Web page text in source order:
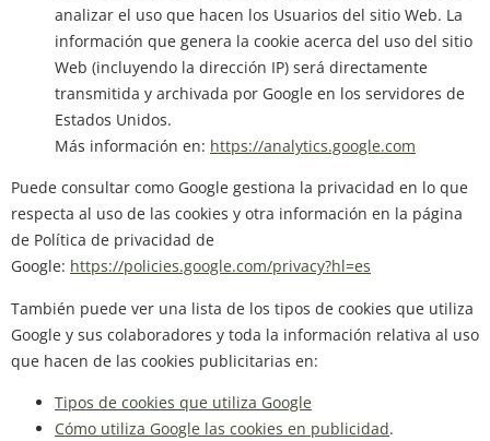
analizar el uso que hacen los Usuarios del sitio Web. La
información que genera la cookie acerca del uso del sitio
Web (incluyendo la dirección IP) será directamente
transmitida y archivada por Google en los servidores de
Estados Unidos.
Más información en: https://analytics.google.com
Puede consultar como Google gestiona la privacidad en lo que
respecta al uso de las cookies y otra información en la página
de Política de privacidad de
Google: https://policies.google.com/privacy?hl=es
También puede ver una lista de los tipos de cookies que utiliza
Google y sus colaboradores y toda la información relativa al uso
que hacen de las cookies publicitarias en:
Tipos de cookies que utiliza Google
Cómo utiliza Google las cookies en publicidad.